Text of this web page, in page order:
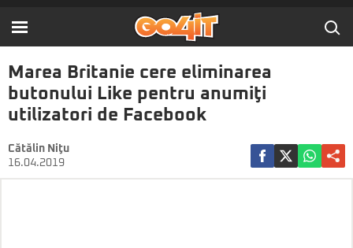
Marea Britanie cere eliminarea
butonului Like pentru anumiţi
utilizatori de Facebook
Cătălin Niţu
16.04.2019